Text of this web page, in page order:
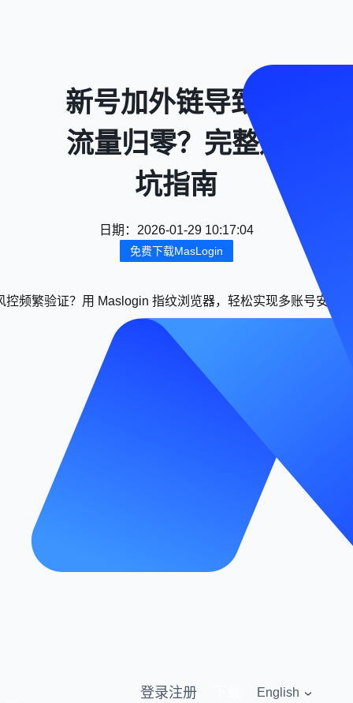
登录注册 English
新号加外链导致IG
流量归零？完整避
坑指南
日期 ： 2026-01-29 10:17:04
免费下载MasLogin
控频繁验证？用 Maslogin 指纹浏览器，轻松实现多账号安全